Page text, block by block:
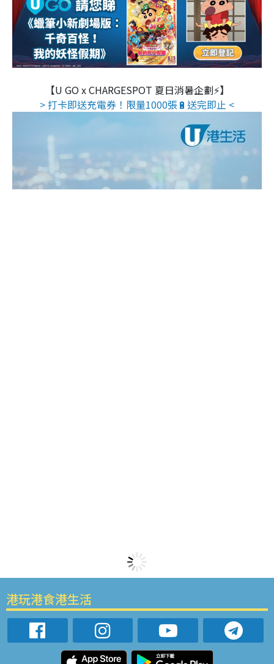
【U GO x CHARGESPOT 夏日消暑企劃⚡】
> 打卡即送充電券！限量1000張🔋送完即止 <
港玩港食港生活